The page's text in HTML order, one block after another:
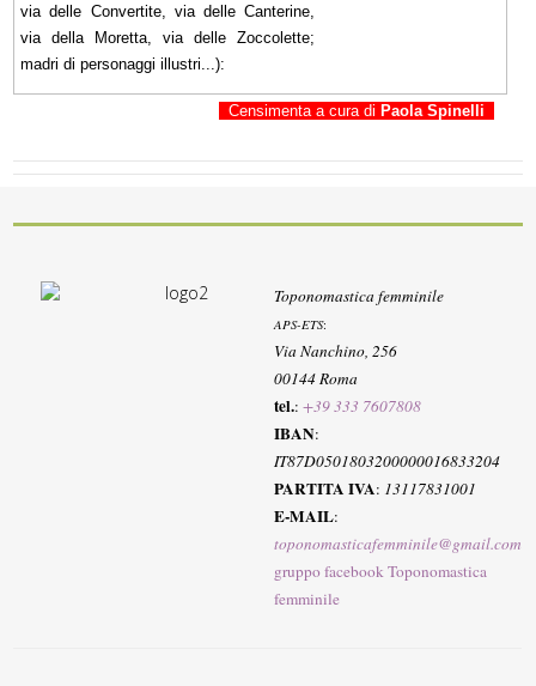
via delle Convertite, via delle Canterine,
via della Moretta, via delle Zoccolette;
madri di personaggi illustri...):
Censimenta a cura di Paola Spinelli
Toponomastica femminile
APS-ETS:
Via Nanchino, 256
00144 Roma
tel.:+39 333 7607808
IBAN:
IT87D0501803200000016833204
PARTITA IVA: 13117831001
E-MAIL:
toponomasticafemminile@gmail.com
gruppo facebook Toponomastica
femminile